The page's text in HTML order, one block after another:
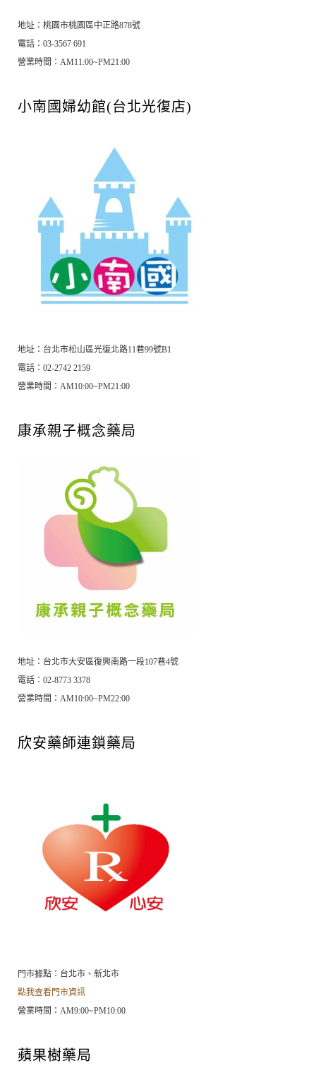
地址：桃園市桃園區中正路878號
電話：03-3567 691
營業時間：AM11:00~PM21:00
小南國婦幼館(台北光復店)
地址：台北市松山區光復北路11巷99號B1
電話：02-2742 2159
營業時間：AM10:00~PM21:00
康承親子概念藥局
地址：台北市大安區復興南路一段107巷4號
電話：02-8773 3378
營業時間：AM10:00~PM22:00
欣安藥師連鎖藥局
門市據點： 台北市、新北市
點我查看門市資訊
營業時間：AM9:00~PM10:00
蘋果樹藥局